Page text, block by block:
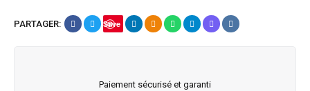
PARTAGER: Save
Paiement sécurisé et garanti